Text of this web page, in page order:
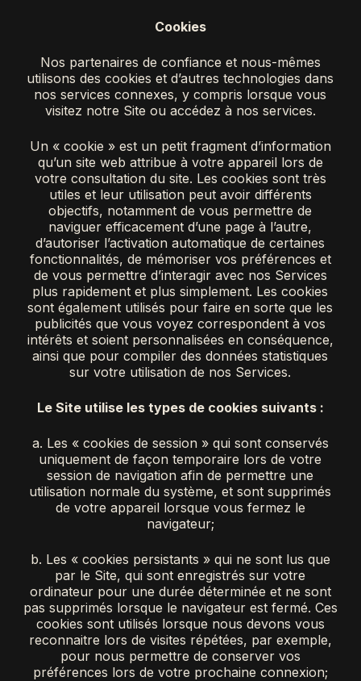
Cookies
Nos partenaires de confiance et nous-mêmes
utilisons des cookies et d’autres technologies dans
nos services connexes, y compris lorsque vous
visitez notre Site ou accédez à nos services.
Un « cookie » est un petit fragment d’information
qu’un site web attribue à votre appareil lors de
votre consultation du site. Les cookies sont très
utiles et leur utilisation peut avoir différents
objectifs, notamment de vous permettre de
naviguer efficacement d’une page à l’autre,
d’autoriser l’activation automatique de certaines
fonctionnalités, de mémoriser vos préférences et
de vous permettre d’interagir avec nos Services
plus rapidement et plus simplement. Les cookies
sont également utilisés pour faire en sorte que les
publicités que vous voyez correspondent à vos
intérêts et soient personnalisées en conséquence,
ainsi que pour compiler des données statistiques
sur votre utilisation de nos Services.
Le Site utilise les types de cookies suivants :
a. Les « cookies de session » qui sont conservés
uniquement de façon temporaire lors de votre
session de navigation afin de permettre une
utilisation normale du système, et sont supprimés
de votre appareil lorsque vous fermez le
navigateur;
b. Les « cookies persistants » qui ne sont lus que
par le Site, qui sont enregistrés sur votre
ordinateur pour une durée déterminée et ne sont
pas supprimés lorsque le navigateur est fermé. Ces
cookies sont utilisés lorsque nous devons vous
reconnaitre lors de visites répétées, par exemple,
pour nous permettre de conserver vos
préférences lors de votre prochaine connexion;